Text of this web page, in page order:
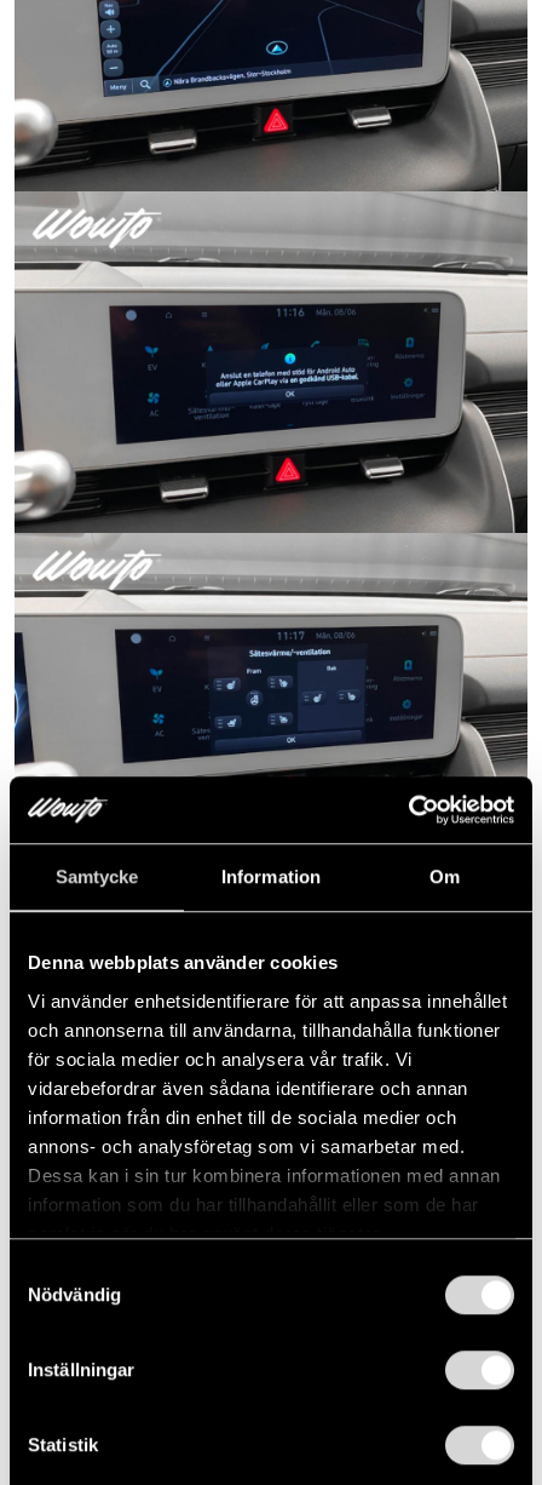
Samtycke Information Om
Denna webbplats använder cookies
Vi använder enhetsidentifierare för att anpassa innehållet
och annonserna till användarna, tillhandahålla funktioner
för sociala medier och analysera vår trafik. Vi
vidarebefordrar även sådana identifierare och annan
information från din enhet till de sociala medier och
annons- och analysföretag som vi samarbetar med.
Dessa kan i sin tur kombinera informationen med annan
information som du har tillhandahållit eller som de har
samlat in när du har använt deras tjänster.
Nödvändig
Inställningar
Statistik